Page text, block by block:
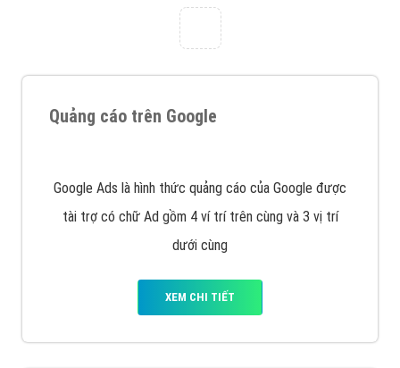
Quảng cáo trên Google
Google Ads là hình thức quảng cáo của Google được
tài trợ có chữ Ad gồm 4 ví trí trên cùng và 3 vị trí
dưới cùng
XEM CHI TIẾT